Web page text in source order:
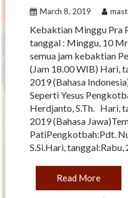
March 8, 2019
Kebaktian Minggu Pra
tanggal : Minggu, 10
semua jam kebaktian
(Jam 18.00 WIB) Hari,
2019 (Bahasa
Seperti Yesus
Herdjanto, S.Th. Hari,
2019 (Bahasa
PatiPengkotbah:Pdt.
S.Si.Hari, tanggal:Rabu,
Read More